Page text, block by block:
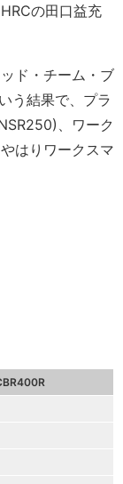
の田口益充
ド・チーム・ブ
う結果で、プラ
、ワーク
はりワークスマ